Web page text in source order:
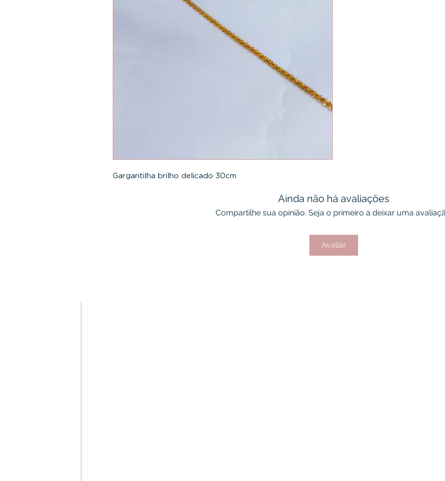
Gargantilha brilho delicado 30cm
Ainda não há avaliações
Compartilhe sua opinião. Seja o primeiro a deixar uma
Avaliar